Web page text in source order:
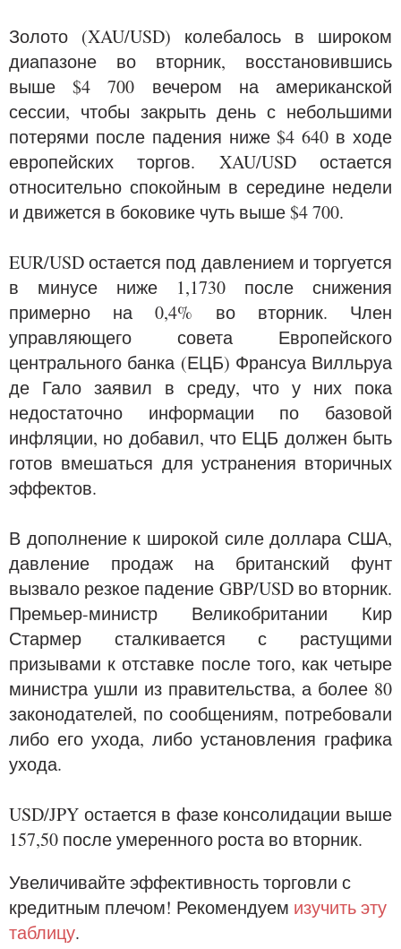
Золото (XAU/USD) колебалось в широком
диапазоне во вторник, восстановившись
выше $4 700 вечером на американской
сессии, чтобы закрыть день с небольшими
потерями после падения ниже $4 640 в ходе
европейских торгов. XAU/USD остается
относительно спокойным в середине недели
и движется в боковике чуть выше $4 700.
EUR/USD остается под давлением и торгуется
в минусе ниже 1,1730 после снижения
примерно на 0,4% во вторник. Член
управляющего совета Европейского
центрального банка (ЕЦБ) Франсуа Вилльруа
де Гало заявил в среду, что у них пока
недостаточно информации по базовой
инфляции, но добавил, что ЕЦБ должен быть
готов вмешаться для устранения вторичных
эффектов.
В дополнение к широкой силе доллара США,
давление продаж на британский фунт
вызвало резкое падение GBP/USD во вторник.
Премьер-министр Великобритании Кир
Стармер сталкивается с растущими
призывами к отставке после того, как четыре
министра ушли из правительства, а более 80
законодателей, по сообщениям, потребовали
либо его ухода, либо установления графика
ухода.
USD/JPY остается в фазе консолидации выше
157,50 после умеренного роста во вторник.
Увеличивайте эффективность торговли с
кредитным плечом! Рекомендуем изучить эту
таблицу.